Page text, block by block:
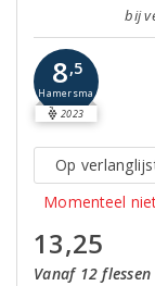
bij
8,5
Hamersma
2023
Op
Momenteel
13,25
Vanaf 12